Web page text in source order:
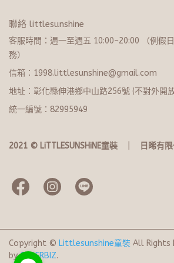
聯絡 littlesunshine
客服時間：週一至週五 10:00~20:​0​0 （例假
務）
信箱：1998.littlesunshine@gmail.com
地址：彰化縣伸港鄉中山路256號 (不對外開
統一編號：82995949
2021 © LiTTLESUNSHiNE童裝   ｜   日晞有
Copyright © Littlesunshine童裝 All Rights
byCYBERBIZ.